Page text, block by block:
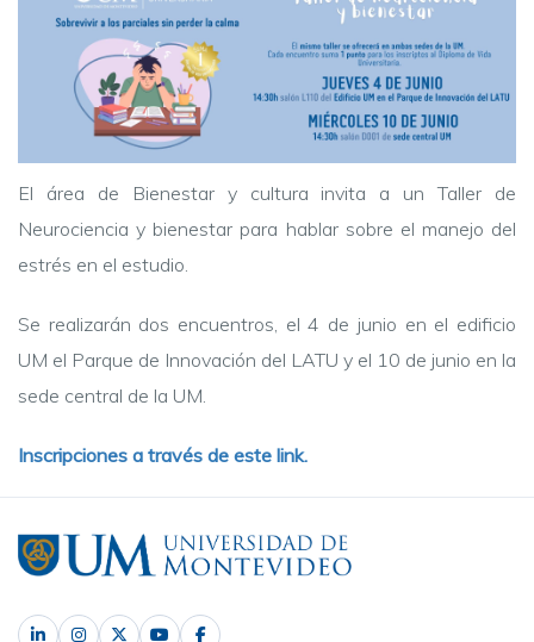
El área de Bienestar y cultura invita a un Taller de
Neurociencia y bienestar para hablar sobre el manejo del
estrés en el estudio.
Se realizarán dos encuentros, el 4 de junio en el edificio
UM el Parque de Innovación del LATU y el 10 de junio en la
sede central de la UM.
Inscripciones a través de este link.